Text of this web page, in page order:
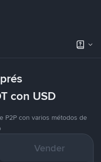
con USD
P2P con varios métodos de
Vender